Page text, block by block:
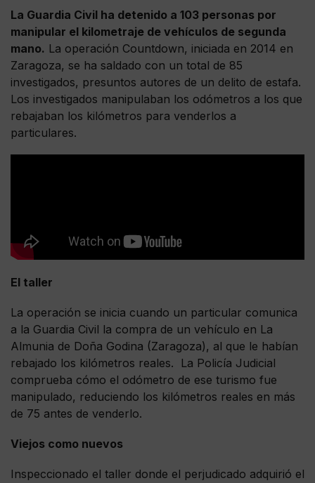
La Guardia Civil ha detenido a 103 personas por
manipular el kilometraje de vehículos de segunda
mano. La operación Countdown, iniciada en 2014 en
Zaragoza, se ha saldado con un total de 85
investigados, presuntos autores de un delito de estafa.
Los investigados manipulaban los odómetros a los que
rebajaban los kilómetros para venderlos a
particulares.
El taller
La operación se inicia cuando un particular comunica
a la Guardia Civil la compra de un vehículo en La
Almunia de Doña Godina (Zaragoza), al que le habían
rebajado los kilómetros reales. La Policía Judicial
comprueba cómo el odómetro de ese turismo fue
manipulado, reduciendo los kilómetros reales en más
de 75 antes de venderlo.
Viejos como nuevos
Inspeccionado el taller donde el perjudicado adquirió el